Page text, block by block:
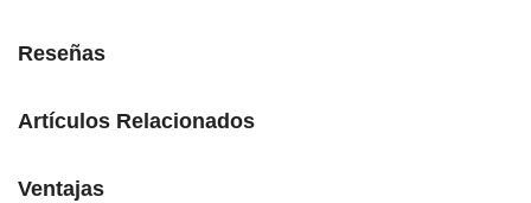
Reseñas
Artículos Relacionados
Ventajas